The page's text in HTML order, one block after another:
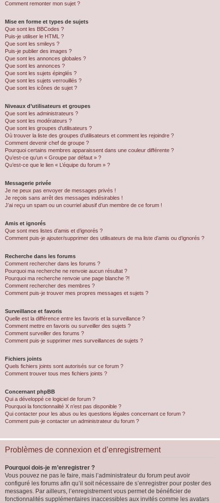
Comment remonter mon sujet ?
Mise en forme et types de sujets
Que sont les BBCodes ?
Puis-je utiliser le HTML ?
Que sont les smileys ?
Puis-je publier des images ?
Que sont les annonces globales ?
Que sont les annonces ?
Que sont les sujets épinglés ?
Que sont les sujets verrouillés ?
Que sont les icônes de sujet ?
Niveaux d’utilisateurs et groupes
Que sont les administrateurs ?
Que sont les modérateurs ?
Que sont les groupes d’utilisateurs ?
Où trouver la liste des groupes d’utilisateurs et comment les rejoindre ?
Comment devenir chef de groupe ?
Pourquoi certains membres apparaissent dans une couleur différente ?
Qu’est-ce qu’un « Groupe par défaut » ?
Qu’est-ce que le lien « L’équipe du forum » ?
Messagerie privée
Je ne peux pas envoyer de messages privés !
Je reçois sans arrêt des messages indésirables !
J’ai reçu un spam ou un courriel abusif d’un membre de ce forum !
Amis et ignorés
Que sont mes listes d’amis et d’ignorés ?
Comment puis-je ajouter/supprimer des utilisateurs de ma liste d’amis ou d’ignorés ?
Recherche dans les forums
Comment rechercher dans les forums ?
Pourquoi ma recherche ne renvoie aucun résultat ?
Pourquoi ma recherche renvoie une page blanche ?!
Comment rechercher des membres ?
Comment puis-je trouver mes propres messages et sujets ?
Surveillance et favoris
Quelle est la différence entre les favoris et la surveillance ?
Comment mettre en favoris ou surveiller des sujets ?
Comment surveiller des forums ?
Comment puis-je supprimer mes surveillances de sujets ?
Fichiers joints
Quels fichiers joints sont autorisés sur ce forum ?
Comment trouver tous mes fichiers joints ?
Concernant phpBB
Qui a développé ce logiciel de forum ?
Pourquoi la fonctionnalité X n’est pas disponible ?
Qui contacter pour les abus ou les questions légales concernant ce forum ?
Comment puis-je contacter un administrateur du forum ?
Problèmes de connexion et d’enregistrement
Pourquoi dois-je m’enregistrer ?
Vous pouvez ne pas le faire, mais l’administrateur du forum peut avoir
configuré les forums afin qu’il soit nécessaire de s’enregistrer pour poster des
messages. Par ailleurs, l’enregistrement vous permet de bénéficier de
fonctionnalités supplémentaires inaccessibles aux invités comme les avatars